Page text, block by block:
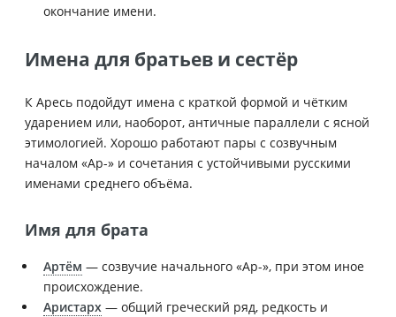
окончание имени.
Имена для братьев и сестёр
К Аресь подойдут имена с краткой формой и чётким
ударением или, наоборот, античные параллели с ясной
этимологией. Хорошо работают пары с созвучным
началом «Ар-» и сочетания с устойчивыми русскими
именами среднего объёма.
Имя для брата
Артём — созвучие начального «Ар-», при этом иное
происхождение.
Аристарх — общий греческий ряд, редкость и